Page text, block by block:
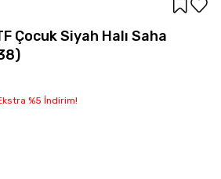
Çocuk Siyah Halı Saha
%5 İndirim!